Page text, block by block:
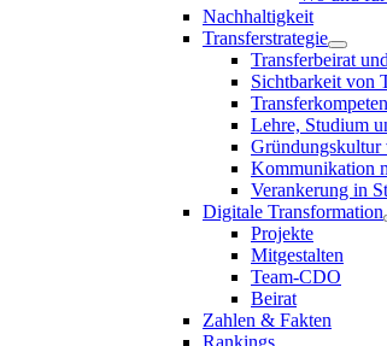
Nachhaltigkeit
Transferstrategie
Transferbeirat
Sichtbarkeit von
Lehre, Studium
Gründungskultur
Kommunikation
Verankerung in
Digitale Transformation
Projekte
Mitgestalten
Team-CDO
Beirat
Zahlen & Fakten
Rankings